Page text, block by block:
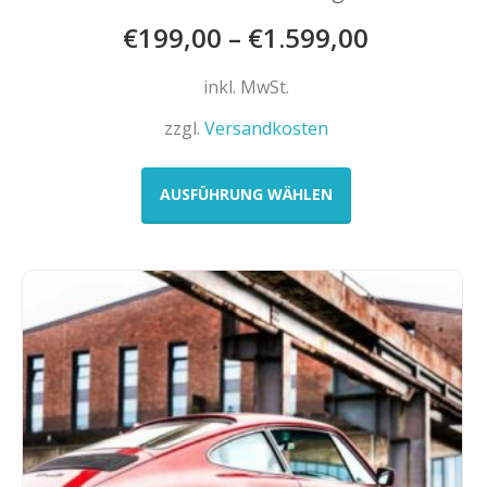
€199,00 – €1.599,00
inkl. MwSt.
zzgl. Versandkosten
AUSFÜHRUNG WÄHLEN
Dieses
auf.
Die
Optionen
können
auf
der
Produktseite
gewählt